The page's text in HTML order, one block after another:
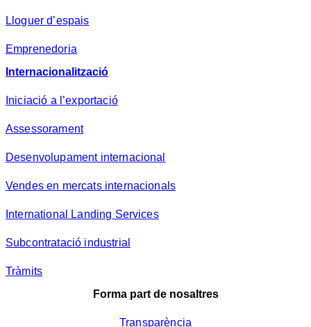
Lloguer d’espais
Emprenedoria
Internacionalització
Iniciació a l’exportació
Assessorament
Desenvolupament internacional
Vendes en mercats internacionals
International Landing Services
Subcontratació industrial
Tràmits
Forma part de nosaltres
Transparència